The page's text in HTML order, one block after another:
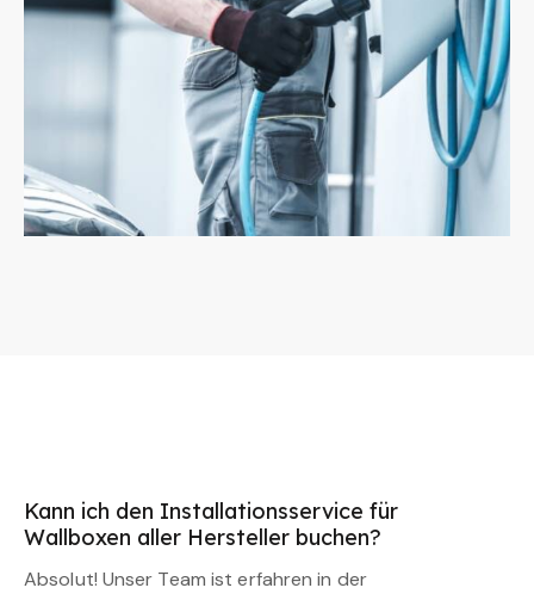
Kann ich den Installationsservice für
Wallboxen aller Hersteller buchen?
Absolut! Unser Team ist erfahren in der